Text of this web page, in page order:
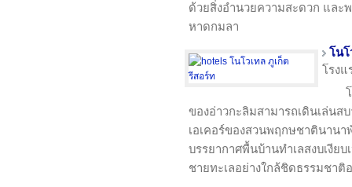
ด้วยสิ่งอำนวยความสะดวก แล
หาดกมลา
โนโ
โรง
ของอ่าวกะลิมสามารถเดินเล่นส
เอเคอร์ของสวนพฤกษชาตินาน
บรรยากาศพื้นบ้านทำเลสงบเงีย
ชายทะเลอย่างใกล้ชิดธรรมชาติ